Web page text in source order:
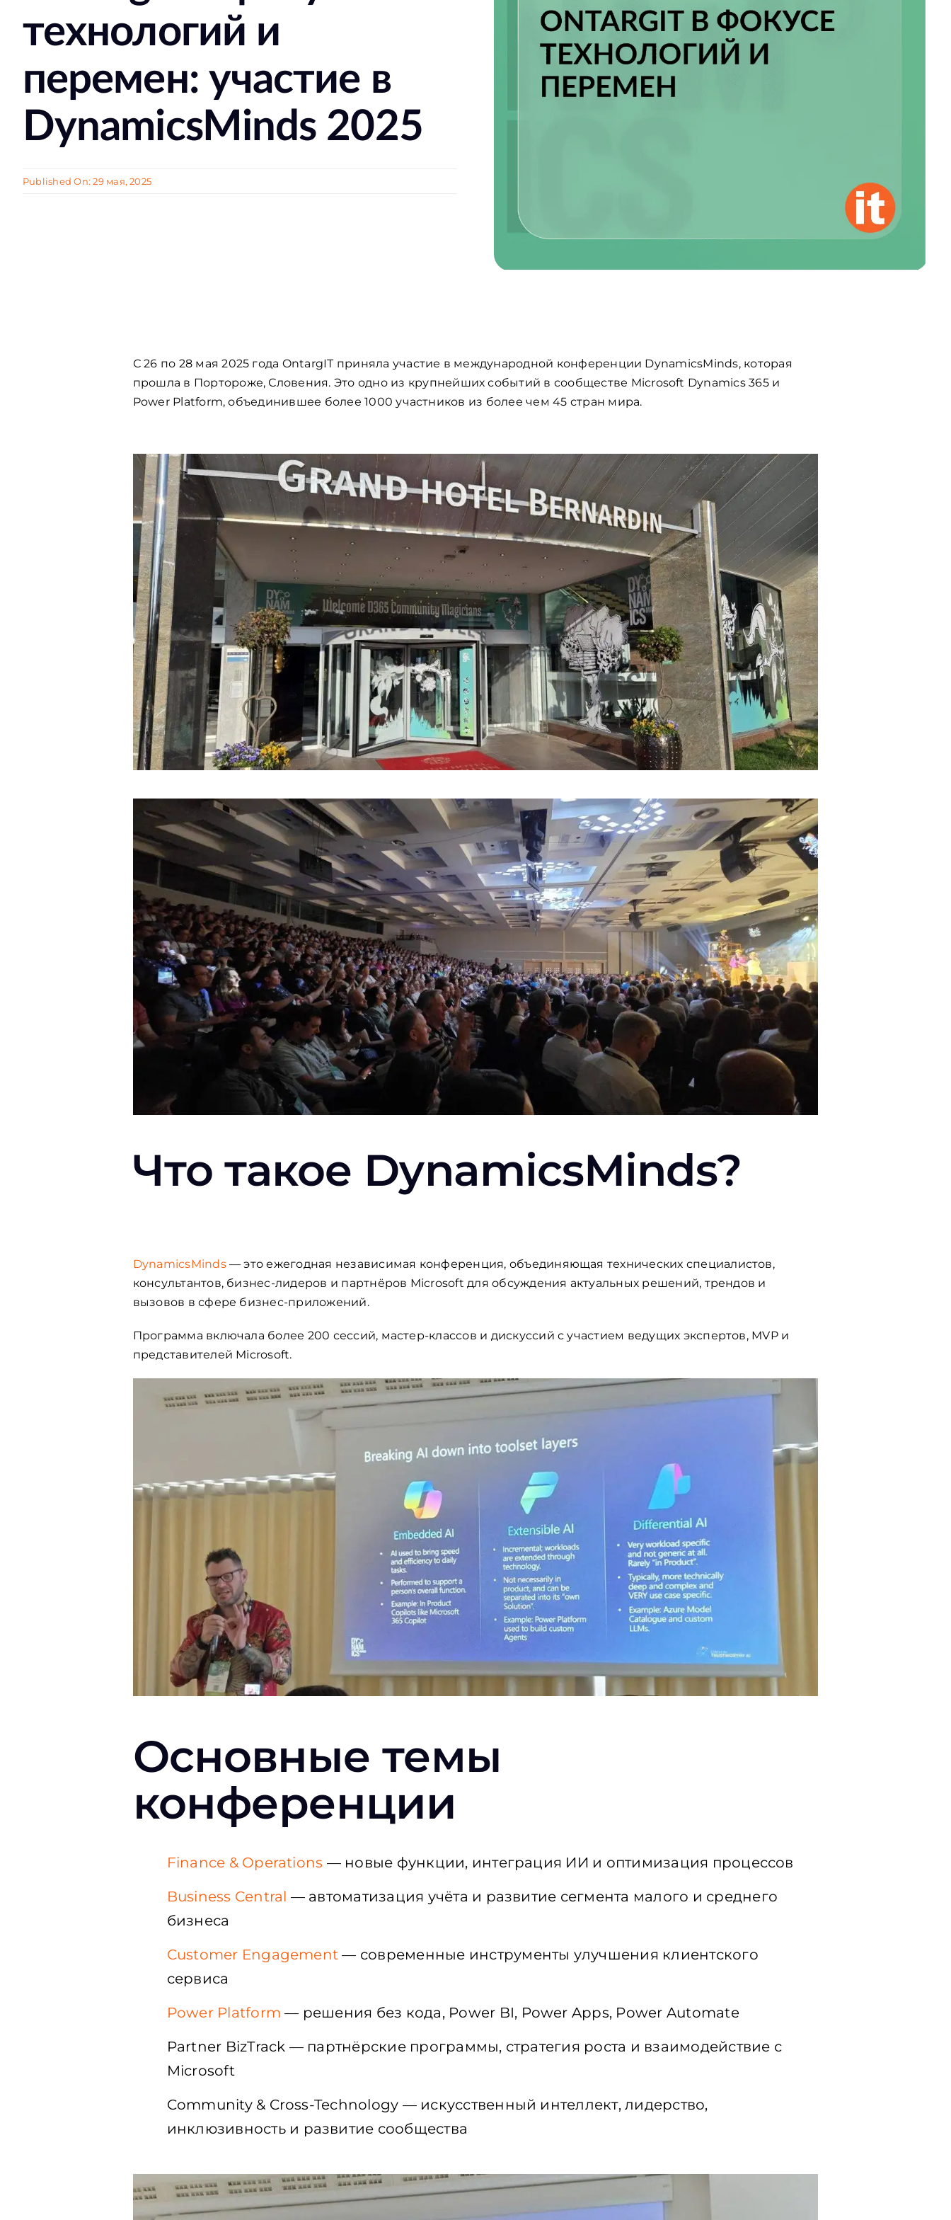
технологий и
перемен: участие в
DynamicsMinds 2025
Published On: 29 мая, 2025
С 26 по 28 мая 2025 года OntargIT приняла участие в международной конференции DynamicsMinds, которая
прошла в Портороже, Словения. Это одно из крупнейших событий в сообществе Microsoft Dynamics 365 и
Power Platform,объединившее более 1000участников из более чем 45 стран мира.
Что такое DynamicsMinds?
DynamicsMinds— это ежегодная независимая конференция, объединяющая технических специалистов,
консультантов, бизнес-лидеров и партнёров Microsoft для обсуждения актуальных решений, трендов и
вызовов в сфере бизнес-приложений.
Программа включала более 200 сессий, мастер-классов и дискуссий с участием ведущих экспертов, MVP и
представителей Microsoft.
Основные темы
конференции
Finance & Operations — новые функции, интеграция ИИ и оптимизация процессов
Business Central — автоматизация учёта и развитие сегмента малого и среднего
бизнеса
Customer Engagement — современные инструменты улучшения клиентского
сервиса
Power Platform — решения без кода, Power BI, Power Apps, Power Automate
Partner BizTrack — партнёрские программы, стратегия роста и взаимодействие с
Microsoft
Community & Cross-Technology — искусственный интеллект,лидерство,
инклюзивностьи развитие сообщества